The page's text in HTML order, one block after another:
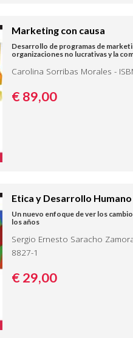
Marketing con causa
Desarrollo de programas de
organizaciones no lucrativas y la
Carolina Sorribas Morales -
€ 89,00
Etica y Desarrollo Humano
Un nuevo enfoque de ver los
los años
Sergio Ernesto Saracho
8827-1
€ 29,00